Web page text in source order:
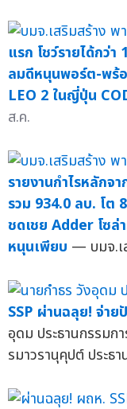
แรก โชว์รายได้กว่
ลมดีหนุนพอร์ต-พร้อ
LEO 2 ในญี่ปุ่น
ส.ค.
รายงานกำไรหลักจ
รวม 934.0 ลบ. โต
ชดเชย Adder โซล่
หนุนเพียบ — บมจ.เ
SSP ผ่านฉลุย! จ่า
อุดม ประธานกรรมก
รมาวรานุคุปต์ ประธ